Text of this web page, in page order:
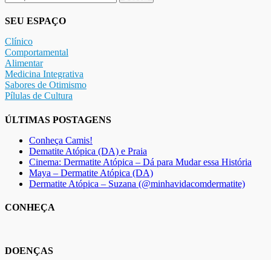
por:
SEU ESPAÇO
Clínico
Comportamental
Alimentar
Medicina Integrativa
Sabores de Otimismo
Pílulas de Cultura
ÚLTIMAS POSTAGENS
Conheça Camis!
Dematite Atópica (DA) e Praia
Cinema: Dermatite Atópica – Dá para Mudar essa História
Maya – Dermatite Atópica (DA)
Dermatite Atópica – Suzana (@minhavidacomdermatite)
CONHEÇA
DOENÇAS